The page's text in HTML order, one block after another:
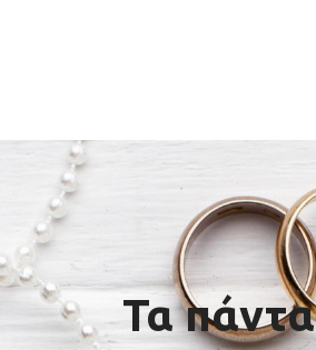
Τα πάντα